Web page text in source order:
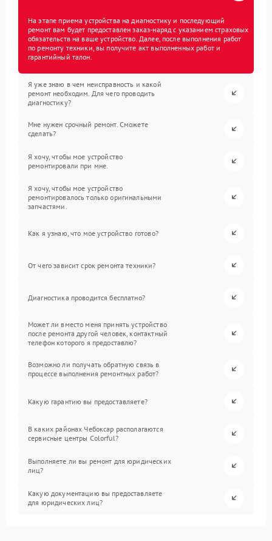
На этапе приема устройства на диагностику и последующий
ремонт вам будет предоставлен заказ-наряд с указанием страховых
обязательств на ваше устройство. Далее, после выполнения работ
по ремонту техники, вы получите акт выполненных работ и
гарантийный талон.
Я уже знаю в чем неисправность и какой
ремонт необходим. Для чего проводить
диагностику?
Мне нужен срочный ремонт. Сможете
сделать?
Я хочу, чтобы мое устройство
ремонтировали при мне.
Я хочу, чтобы мое устройство
ремонтировалось только оригинальными
запчастями.
Как я узнаю, что мое устройство готово?
От чего зависит срок ремонта техники?
Диагностика проводится бесплатно?
Может ли вместо меня принять устройство
после ремонта другой человек, контактный
телефон которого я предоставлю?
Возможно ли получать обратную связь в
процессе выполнения ремонтных работ?
Какую гарантию вы предоставляете?
В каких районах Чебоксар располагаются
сервисные центры Colorful?
Выполняете ли вы ремонт для юридических
лиц?
Какую документацию вы предоставляете
для юридических лиц?